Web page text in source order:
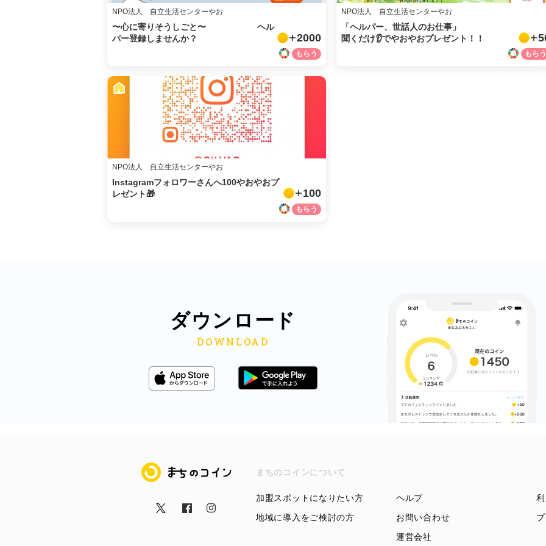
NPO法人 自立生活センターやお
〜心に寄りそうしごと〜 ヘル
パー登録しませんか？
2000
NPO法人 自立生活センターやお
「ヘルパー、世話人のお仕事」
聞くだけ👂でやおやおプレゼント！！
NPO法人 自立生活センターやお
Instagramフォロワーさんへ100やおやおプ
レゼント🎁
100
ダウンロード
まちのコイン まちのコインについて
加盟スポットになりたい方
地域に導入をご検討の方
ヘルプ
お問い合わせ
運営会社